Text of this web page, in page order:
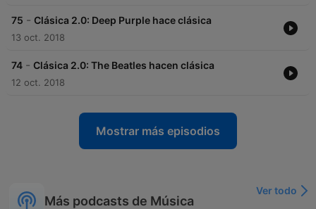
75 - Clásica 2.0: Deep Purple hace clásica
13 oct. 2018
74 - Clásica 2.0: The Beatles hacen clásica
12 oct. 2018
Mostrar más episodios
Más podcasts de Música
Ver todo